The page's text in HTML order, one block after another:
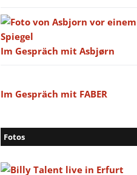
Im Gespräch mit Asbjørn
Im Gespräch mit FABER
Fotos